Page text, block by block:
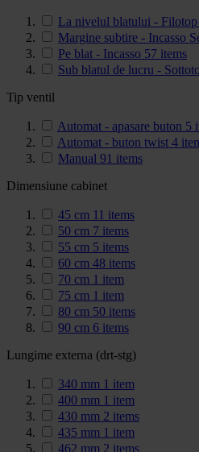
La nivelul blatului - Filotop
Margine subtire - Incasso
Pe blat - Incasso 57 items
Sub blatul de lucru -
Tip ventil
Automat - apasare buton 5
Automat - buton twist 4
Manual 91 items
Dimensiune cabinet
45 cm 11 items
50 cm 7 items
55 cm 5 items
60 cm 48 items
70 cm 1 item
75 cm 1 item
80 cm 50 items
90 cm 6 items
Lungime externa (drt-stg)
340 mm 1 item
400 mm 1 item
430 mm 2 items
435 mm 1 item
462 mm 2 items